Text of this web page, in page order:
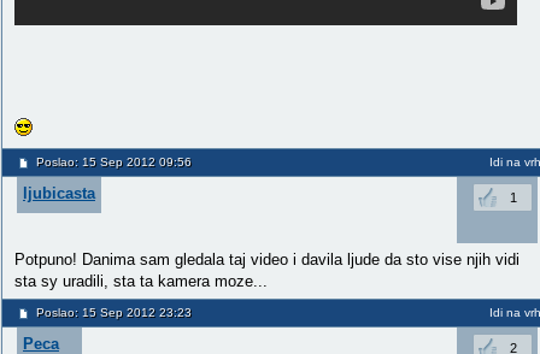
Poslao: 15 Sep 2012 09:56 Idi na vrh
ljubicasta 1
Potpuno! Danima sam gledala taj video i davila ljude da sto vise njih vidi
sta sy uradili, sta ta kamera moze...
Poslao: 15 Sep 2012 23:23 Idi na vrh
Peca 2